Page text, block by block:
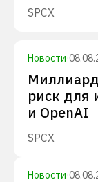
SPCX
Новости·
риск для
и OpenAI
SPCX
Новости·